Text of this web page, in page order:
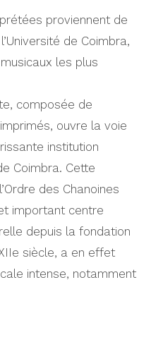
proviennent de
de Coimbra,
les plus
composée de
ouvre la voie
institution
Coimbra. Cette
des Chanoines
important centre
depuis la fondation
siècle, a en effet
intense, notamment